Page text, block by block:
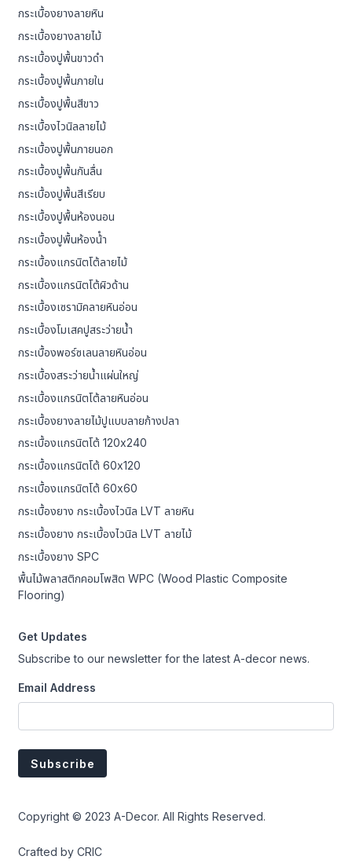
กระเบื้องยางลายหิน
กระเบื้องยางลายไม้
กระเบื้องปูพื้นขาวดำ
กระเบื้องปูพื้นภายใน
กระเบื้องปูพื้นสีขาว
กระเบื้องไวนิลลายไม้
กระเบื้องปูพื้นภายนอก
กระเบื้องปูพื้นกันลื่น
กระเบื้องปูพื้นสีเรียบ
กระเบื้องปูพื้นห้องนอน
กระเบื้องปูพื้นห้องน้ํา
กระเบื้องแกรนิตโต้ลายไม้
กระเบื้องแกรนิตโต้ผิวด้าน
กระเบื้องเซรามิคลายหินอ่อน
กระเบื้องโมเสคปูสระว่ายน้ำ
กระเบื้องพอร์ซเลนลายหินอ่อน
กระเบื้องสระว่ายน้ำแผ่นใหญ่
กระเบื้องแกรนิตโต้ลายหินอ่อน
กระเบื้องยางลายไม้ปูแบบลายก้างปลา
กระเบื้องแกรนิตโต้ 120x240
กระเบื้องแกรนิตโต้ 60x120
กระเบื้องแกรนิตโต้ 60x60
กระเบื้องยาง กระเบื้องไวนิล LVT ลายหิน
กระเบื้องยาง กระเบื้องไวนิล LVT ลายไม้
กระเบื้องยาง SPC
พื้นไม้พลาสติกคอมโพสิต WPC (Wood Plastic Composite
Flooring)
Get Updates
Subscribe to our newsletter for the latest A-decor news.
Email Address
Copyright © 2023 A-Decor. All Rights Reserved.
Crafted byCRIC